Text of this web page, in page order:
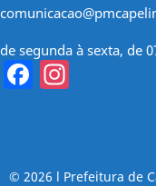
de segunda à sexta, de
Facebook
© 2026 l Prefeitura de